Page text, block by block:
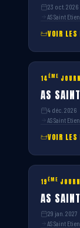
23 oct. 2026
AS Saint
VOIR LES
14ÈME
AS
4 déc. 2026
AS Saint
VOIR LES
19ÈME
AS
29 jan. 2027
AS Saint